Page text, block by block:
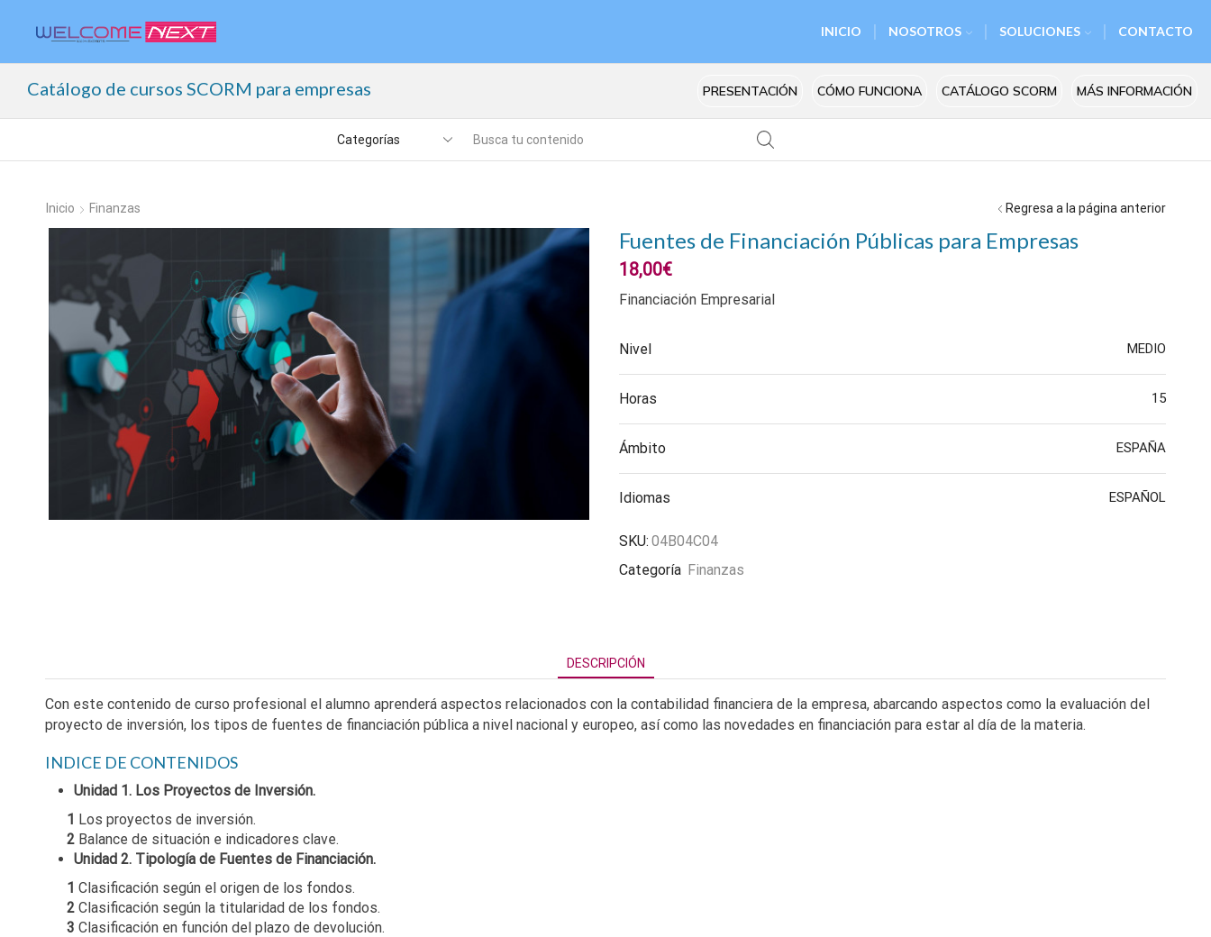
INICIO NOSOTROS SOLUCIONES CONTACTO
Catálogo de cursos SCORM para empresas PRESENTACIÓN CÓMO FUNCIONA CATÁLOGO SCORM MÁS INFORMACIÓN
Inicio Finanzas Regresa a la página anterior
Fuentes de Financiación Públicas para Empresas
18,00€
Financiación Empresarial
Nivel MEDIO
Horas 15
Ámbito ESPAÑA
Idiomas ESPAÑOL
SKU: 04B04C04
Categoría Finanzas
DESCRIPCIÓN
Con este contenido de curso profesional el alumno aprenderá aspectos relacionados con la contabilidad financiera de la empresa, abarcando aspectos como la evaluación del
proyecto de inversión, los tipos de fuentes de financiación pública a nivel nacional y europeo, así como las novedades en financiación para estar al día de la materia.
INDICE DE CONTENIDOS
Unidad 1. Los Proyectos de Inversión.
1 Los proyectos de inversión.
2Balance de situación e indicadores clave.
Unidad 2. Tipología de Fuentes de Financiación.
1 Clasificación según el origen de los fondos.
2Clasificación según la titularidad de los fondos.
3 Clasificación en función del plazo de devolución.